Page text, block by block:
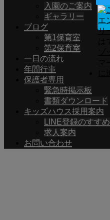
入園のご案内
ギャラリー
ブログ
第1保育室
第2保育室
一日の流れ
年間行事
保護者専用
緊急時掲示板
書類ダウンロード
キッズハウス採用案内
LINE登録のすすめ
求人案内
お問い合わせ